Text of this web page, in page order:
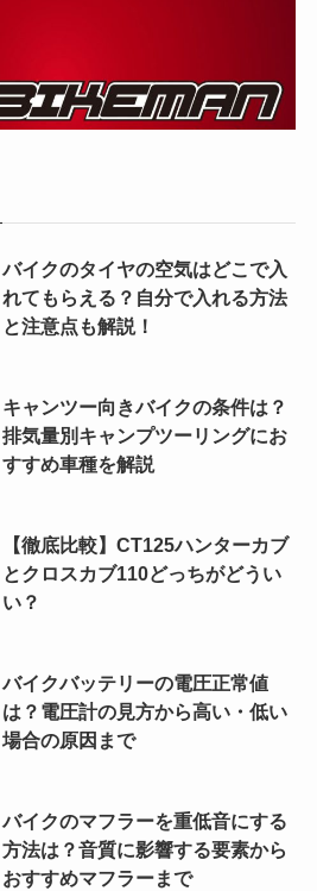
バイクのタイヤの空気はどこで入
れてもらえる？自分で入れる方法
と注意点も解説！
キャンツー向きバイクの条件は？
排気量別キャンプツーリングにお
すすめ車種を解説
【徹底比較】CT125ハンターカブ
とクロスカブ110どっちがどうい
い？
バイクバッテリーの電圧正常値
は？電圧計の見方から高い・低い
場合の原因まで
バイクのマフラーを重低音にする
方法は？音質に影響する要素から
おすすめマフラーまで